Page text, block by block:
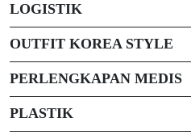
LOGISTIK
OUTFIT KOREA STYLE
PERLENGKAPAN MEDIS
PLASTIK